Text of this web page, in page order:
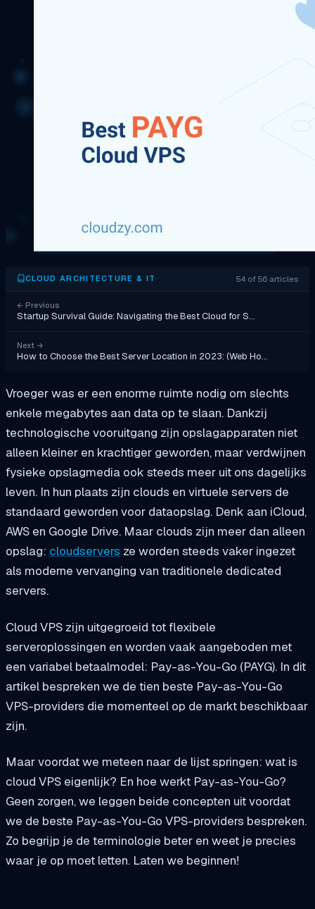
CLOUD ARCHITECTURE & IT 54 of 56 articles
← Previous
Startup Survival Guide: Navigating the Best Cloud for S…
Next →
How to Choose the Best Server Location in 2023: (Web Ho…
Vroeger was er een enorme ruimte nodig om slechts
enkele megabytes aan data op te slaan. Dankzij
technologische vooruitgang zijn opslagapparaten niet
alleen kleiner en krachtiger geworden, maar verdwijnen
fysieke opslagmedia ook steeds meer uit ons dagelijks
leven. In hun plaats zijn clouds en virtuele servers de
standaard geworden voor dataopslag. Denk aan iCloud,
AWS en Google Drive. Maar clouds zijn meer dan alleen
opslag: cloudservers ze worden steeds vaker ingezet
als moderne vervanging van traditionele dedicated
servers.
Cloud VPS zijn uitgegroeid tot flexibele
serveroplossingen en worden vaak aangeboden met
een variabel betaalmodel: Pay-as-You-Go (PAYG). In dit
artikel bespreken we de tien beste Pay-as-You-Go
VPS-providers die momenteel op de markt beschikbaar
zijn.
Maar voordat we meteen naar de lijst springen: wat is
cloud VPS eigenlijk? En hoe werkt Pay-as-You-Go?
Geen zorgen, we leggen beide concepten uit voordat
we de beste Pay-as-You-Go VPS-providers bespreken.
Zo begrijp je de terminologie beter en weet je precies
waar je op moet letten. Laten we beginnen!